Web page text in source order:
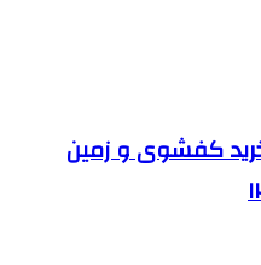
کفشوی و زمین